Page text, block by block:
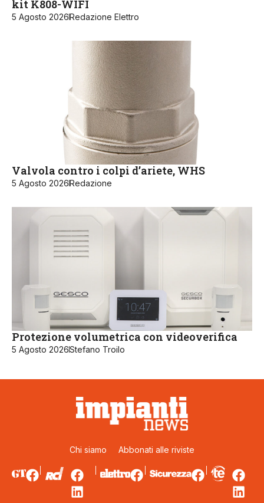
kit K808-WIFI
5 Agosto 2026Redazione Elettro
Valvola contro i colpi d’ariete, WHS
5 Agosto 2026Redazione
Protezione volumetrica con videoverifica
5 Agosto 2026Stefano Troilo
Chi siamo Abbonati alle riviste